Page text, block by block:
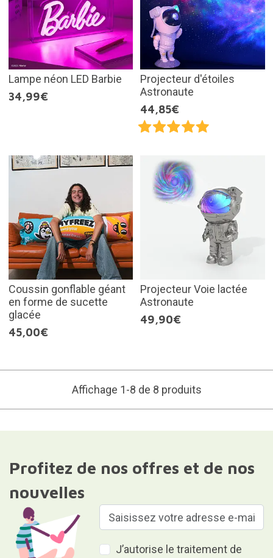
Lampe néon LED Barbie
34,99€
Projecteur d'étoiles
Astronaute
44,85€
Coussin gonflable géant
en forme de sucette
glacée
45,00€
Projecteur Voie lactée
Astronaute
49,90€
Affichage 1-8 de 8 produits
Profitez de nos offres et de nos
nouvelles
J’autorise le traitement de